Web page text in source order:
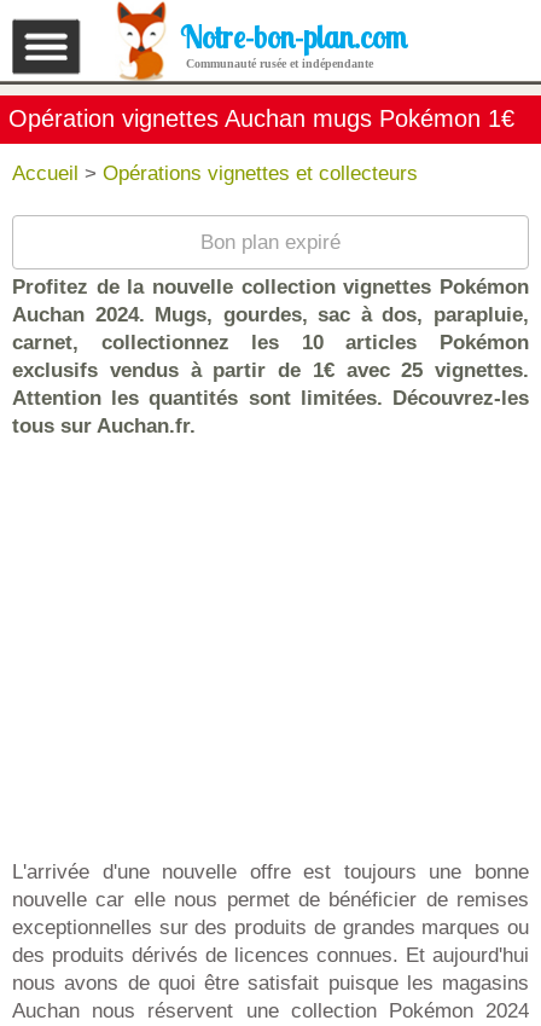
Notre-bon-plan.com
Communauté rusée et indépendante
Opération vignettes Auchan mugs Pokémon 1€
Accueil > Opérations vignettes et collecteurs
Bon plan expiré
Profitez de la nouvelle collection vignettes Pokémon
Auchan 2024. Mugs, gourdes, sac à dos, parapluie,
carnet, collectionnez les 10 articles Pokémon
exclusifs vendus à partir de 1€ avec 25 vignettes.
Attention les quantités sont limitées. Découvrez-les
tous sur Auchan.fr.
L'arrivée d'une nouvelle offre est toujours une bonne
nouvelle car elle nous permet de bénéficier de remises
exceptionnelles sur des produits de grandes marques ou
des produits dérivés de licences connues. Et aujourd'hui
nous avons de quoi être satisfait puisque les magasins
Auchan nous réservent une collection Pokémon 2024